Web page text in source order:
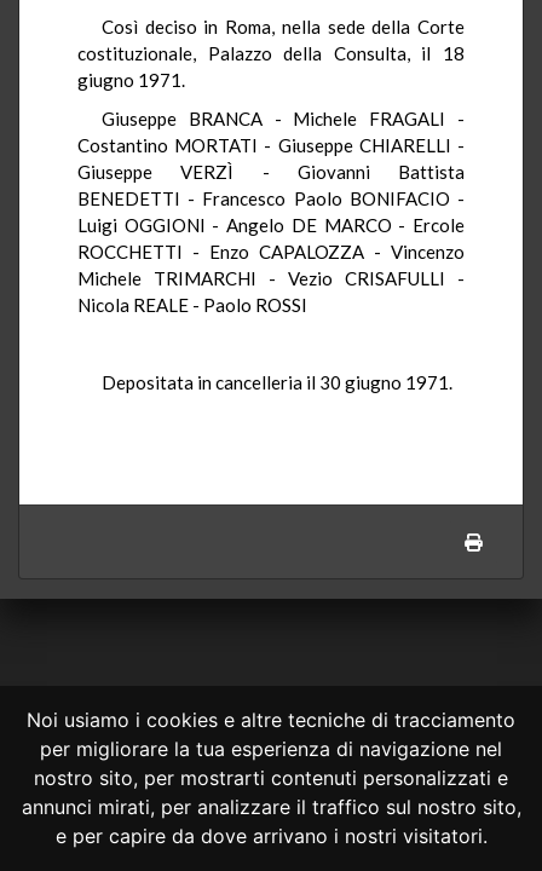
Noi usiamo i cookies e altre tecniche di tracciamento
per migliorare la tua esperienza di navigazione nel
nostro sito, per mostrarti contenuti personalizzati e
annunci mirati, per analizzare il traffico sul nostro sito,
e per capire da dove arrivano i nostri visitatori.
Così deciso in Roma, nella sede della Corte
costituzionale, Palazzo della Consulta, il 18
giugno 1971.
Giuseppe BRANCA - Michele FRAGALI -
Costantino MORTATI - Giuseppe CHIARELLI -
Giuseppe VERZÌ - Giovanni Battista
BENEDETTI - Francesco Paolo BONIFACIO -
Luigi OGGIONI - Angelo DE MARCO - Ercole
ROCCHETTI - Enzo CAPALOZZA - Vincenzo
Michele TRIMARCHI - Vezio CRISAFULLI -
Nicola REALE - Paolo ROSSI
Depositata in cancelleria il 30 giugno 1971.
CONSULTA ONLINE DAL 1995 -NOTE LEGALI
Consulta OnLine non ha prodotto e non è responsabile per i contenuti e
le informazioni legali di siti collegati.